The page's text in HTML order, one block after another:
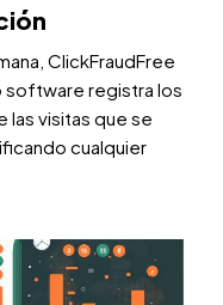
ClickFraudFree
software registra los
las visitas que se
cualquier